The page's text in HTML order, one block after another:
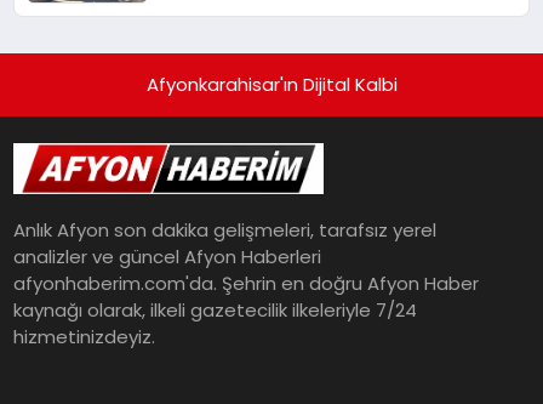
Afyonkarahisar'ın Dijital Kalbi
Anlık Afyon son dakika gelişmeleri, tarafsız yerel
analizler ve güncel Afyon Haberleri
afyonhaberim.com'da. Şehrin en doğru Afyon Haber
kaynağı olarak, ilkeli gazetecilik ilkeleriyle 7/24
hizmetinizdeyiz.